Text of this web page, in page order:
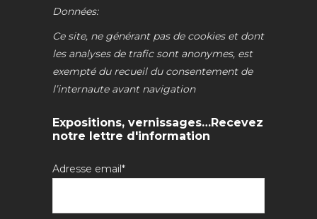
Données:
Ce site, ne générant pas de cookies et dont
les analyses de trafic sont anonymes, est
exempté du recueil du consentement de
l’internaute avant navigation
Expositions, vernissages…Recevez
notre lettre d'information
Adresse email*